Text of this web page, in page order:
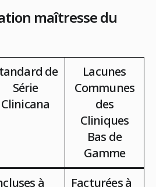
maîtresse du
de
Série
Clinicana
Lacunes
Communes
des
Cliniques
Bas de
Gamme
à Facturées à